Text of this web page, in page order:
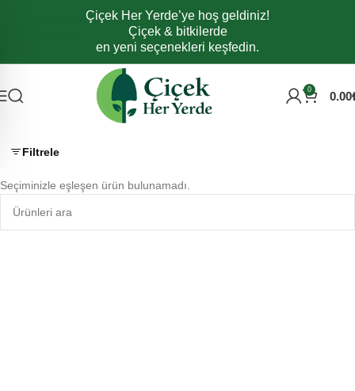
Navigasyona atlaÇiçek Her Yerde’ye hoş geldiniz!
Çiçek & bitkilerde
en yeni seçenekleri keşfedin.
0 0.00
Filtrele
Seçiminizle eşleşen ürün bulunamadı.